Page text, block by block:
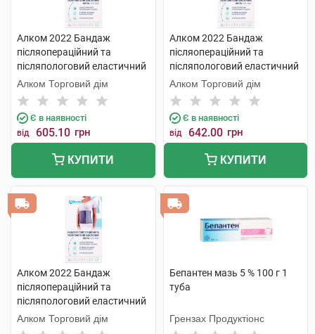
Алком 2022 Бандаж
післяопераційний та
післяпологовий еластичний
Євро розмір 5 1 шт
Алком Торговий дім
Є в наявності
від 605.10 грн
КУПИТИ
Алком 2022 Бандаж
післяопераційний та
післяпологовий еластичний
Євро розмір 5 1 шт
Алком Торговий дім
Є в наявності
від 642.00 грн
КУПИТИ
Алком 2022 Бандаж
післяопераційний та
післяпологовий еластичний
Євро розмір 2 1 шт
Алком Торговий дім
Бепантен мазь 5 % 100 г 1
туба
Грензах Продуктіонс